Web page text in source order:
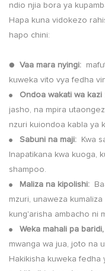
ndio njia bora ya
Hapa kuna vidokezo
hapo chini:
● Vaa mara nyingi:
kuweka vito vya fedha
● Ondoa wakati wa kazi
jasho, na mpira
nzuri kuiondoa kabla ya
● Sabuni na maji:
Kwa
Inapatikana kwa kuoga,
shampoo.
● Maliza na kipolishi:
mzuri, unaweza
kung'arisha ambacho ni
● Weka mahali pa
mwanga wa jua, joto na
Hakikisha kuweka fedha